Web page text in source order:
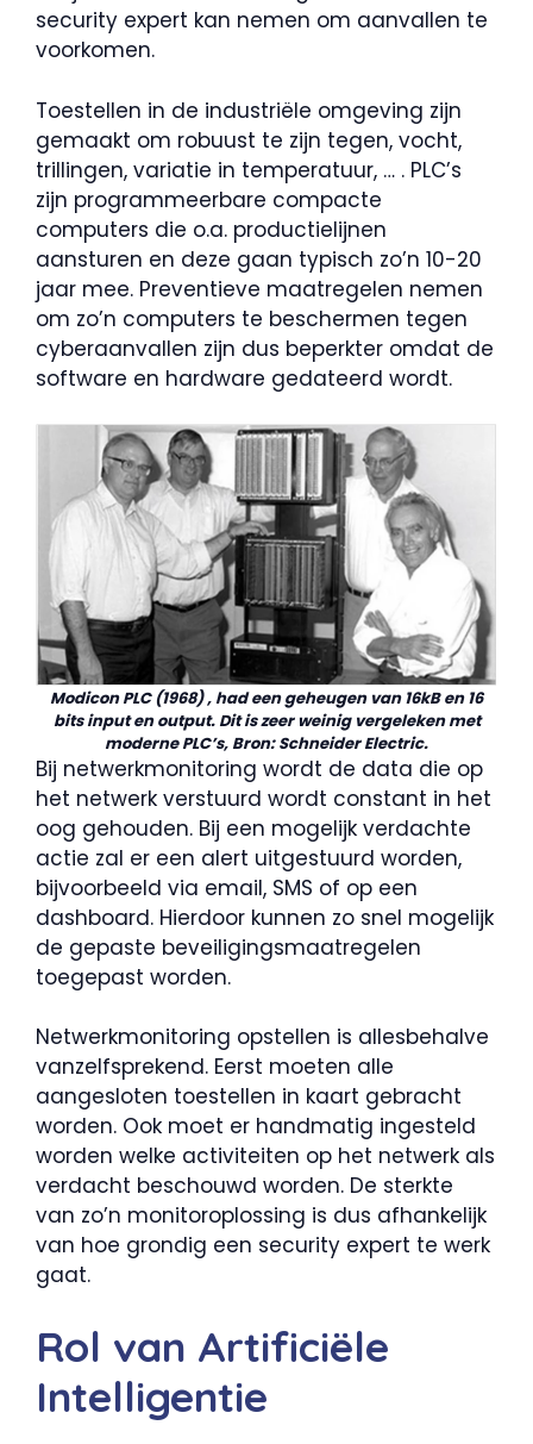
security expert kan nemen om aanvallen te
voorkomen.
Toestellen in de industriële omgeving zijn
gemaakt om robuust te zijn tegen, vocht,
trillingen, variatie in temperatuur, … . PLC’s
zijn programmeerbare compacte
computers die o.a. productielijnen
aansturen en deze gaan typisch zo’n 10-20
jaar mee. Preventieve maatregelen nemen
om zo’n computers te beschermen tegen
cyberaanvallen zijn dus beperkter omdat de
software en hardware gedateerd wordt.
Modicon PLC (1968) , had een geheugen van 16kB en 16
bits input en output. Dit is zeer weinig vergeleken met
moderne PLC’s, Bron: Schneider Electric.
Bij netwerkmonitoring wordt de data die op
het netwerk verstuurd wordt constant in het
oog gehouden. Bij een mogelijk verdachte
actie zal er een alert uitgestuurd worden,
bijvoorbeeld via email, SMS of op een
dashboard. Hierdoor kunnen zo snel mogelijk
de gepaste beveiligingsmaatregelen
toegepast worden.
Netwerkmonitoring opstellen is allesbehalve
vanzelfsprekend. Eerst moeten alle
aangesloten toestellen in kaart gebracht
worden. Ook moet er handmatig ingesteld
worden welke activiteiten op het netwerk als
verdacht beschouwd worden. De sterkte
van zo’n monitoroplossing is dus afhankelijk
van hoe grondig een security expert te werk
gaat.
Rol van Artificiële
Intelligentie